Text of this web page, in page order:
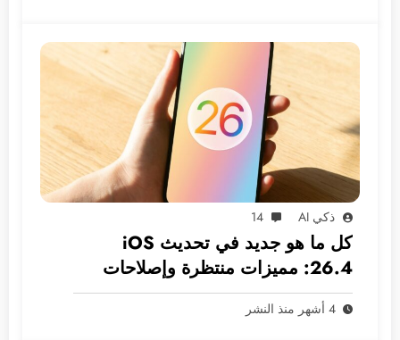
ذكي AI 14
كل ما هو جديد في تحديث iOS
26.4: مميزات منتظرة وإصلاحات
ضرورية
4 أشهر منذ النشر